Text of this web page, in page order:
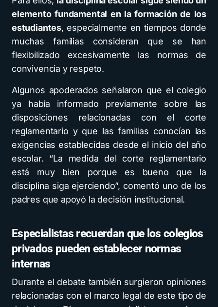
elemento fundamental en la formación de los
estudiantes, especialmente en tiempos donde
muchas familias consideran que se han
flexibilizado excesivamente las normas de
convivencia y respeto.
Algunos apoderados señalaron que el colegio
ya había informado previamente sobre las
disposiciones relacionadas con el corte
reglamentario y que las familias conocían las
exigencias establecidas desde el inicio del año
escolar. “La medida del corte reglamentario
está muy bien porque es bueno que la
disciplina siga ejerciendo”, comentó uno de los
padres que apoyó la decisión institucional.
Especialistas recuerdan que los colegios
privados pueden establecer normas
internas
Durante el debate también surgieron opiniones
relacionadas con el marco legal de este tipo de